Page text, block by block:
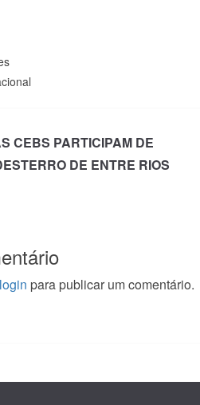
CEBS PARTICIPAM DE
DE ENTRE RIOS
login para publicar um comentário.